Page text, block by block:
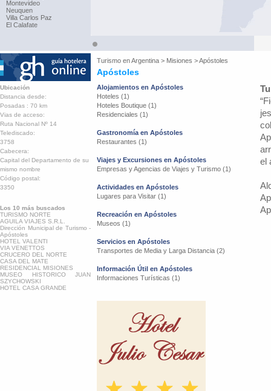
Montevideo
Neuquen
Villa Carlos Paz
El Calafate
Turismo enArgentina > Misiones >Apóstoles
Apóstoles
Ubicación
Distancia desde:
Posadas : 70 km
Vias de acceso:
Ruta Nacional Nº 14
Telediscado:
3758
Cabecera:
Capital del Departamento de su
mismo nombre
Código postal:
3350
Los 10 más buscados
TURISMO NORTE
AGUILA VIAJES S.R.L.
Dirección Municipal de Turismo -
Apóstoles
HOTEL VALENTI
VIA VENETTOS
CRUCERO DEL NORTE
CASA DEL MATE
RESIDENCIAL MISIONES
MUSEO HISTORICO JUAN
SZYCHOWSKI
HOTEL CASA GRANDE
Alojamientos en Apóstoles
Hoteles (1)
Hoteles Boutique (1)
Residenciales (1)
Gastronomía en Apóstoles
Restaurantes (1)
Viajes y Excursiones en Apóstoles
Empresas y Agencias de Viajes y Turismo (1)
Actividades en Apóstoles
Lugares para Visitar (1)
Recreación en Apóstoles
Museos (1)
Servicios en Apóstoles
Transportes de Media y Larga Distancia (2)
Información Útil en Apóstoles
Informaciones Turísticas (1)
el